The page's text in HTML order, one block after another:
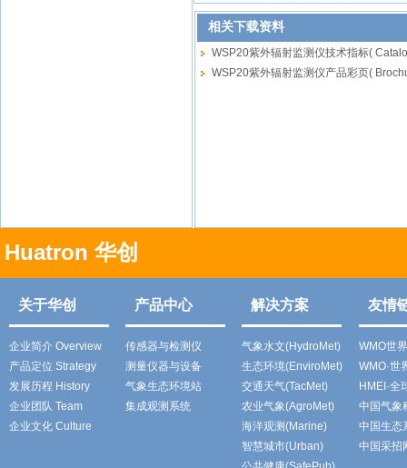
相关下载资料
WSP20紫外辐射监测仪技术指标(
WSP20紫外辐射监测仪产品彩页(
Huatron 华创
关于华创 产品中心 解决方案 友情
企业简介 Overview
产品定位 Strategy
发展历程 History
企业团队 Team
企业文化 Culture
传感器与检测仪
测量仪器与设备
气象生态环境站
集成观测系统
气象水文(HydroMet)
生态环境(EnviroMet)
交通天气(TacMet)
农业气象(AgroMet)
海洋观测(Marine)
智慧城市(Urban)
WMO世
WMO·世
HMEI·全
中国气象
中国生态
中国采招